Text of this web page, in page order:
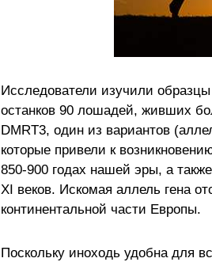
Исследователи изучили
останков 90 лошадей, живших
DMRT3, один из вариантов
которые привели к
850-900 годах нашей эры, а
XI веков. Искомая аллель гена
континентальной части Европы.
Поскольку иноходь удобна для